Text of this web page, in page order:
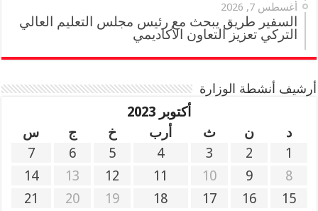
أغسطس 7, 2026
السفير طريق يبحث مع رئيس مجلس التعليم العالي
التركي تعزيز التعاون الأكاديمي
أرشيف أنشطة الوزارة
أكتوبر 2023
د
ن ث أرب خ ج
س
1
2
3
4
5
6
7
8
9
10
11
12
13
14
15
16
17
18
19
20
21